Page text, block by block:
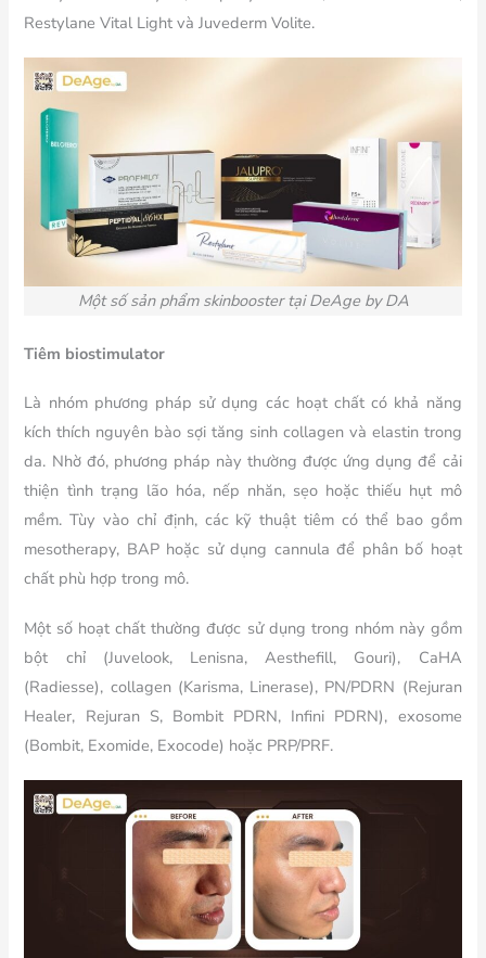
Restylane Vital Light và Juvederm Volite.
Một số sản phẩm skinbooster tại DeAge by DA
Tiêm biostimulator
Là nhóm phương pháp sử dụng các hoạt chất có khả năng
kích thích nguyên bào sợi tăng sinh collagen và elastin trong
da. Nhờ đó, phương pháp này thường được ứng dụng để cải
thiện tình trạng lão hóa, nếp nhăn, sẹo hoặc thiếu hụt mô
mềm. Tùy vào chỉ định, các kỹ thuật tiêm có thể bao gồm
mesotherapy, BAP hoặc sử dụng cannula để phân bố hoạt
chất phù hợp trong mô.
Một số hoạt chất thường được sử dụng trong nhóm này gồm
bột chỉ (Juvelook, Lenisna, Aesthefill, Gouri), CaHA
(Radiesse), collagen (Karisma, Linerase), PN/PDRN (Rejuran
Healer, Rejuran S, Bombit PDRN, Infini PDRN), exosome
(Bombit, Exomide, Exocode) hoặc PRP/PRF.